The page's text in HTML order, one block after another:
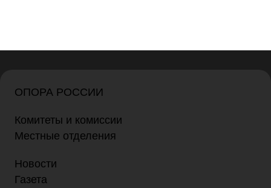
ОПОРА РОССИИ
Комитеты и комиссии
Местные отделения
Новости
Газета